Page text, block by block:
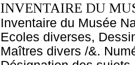
INVENTAIRE DU
Inventaire du Musée
Ecoles diverses,
Maîtres divers /&.